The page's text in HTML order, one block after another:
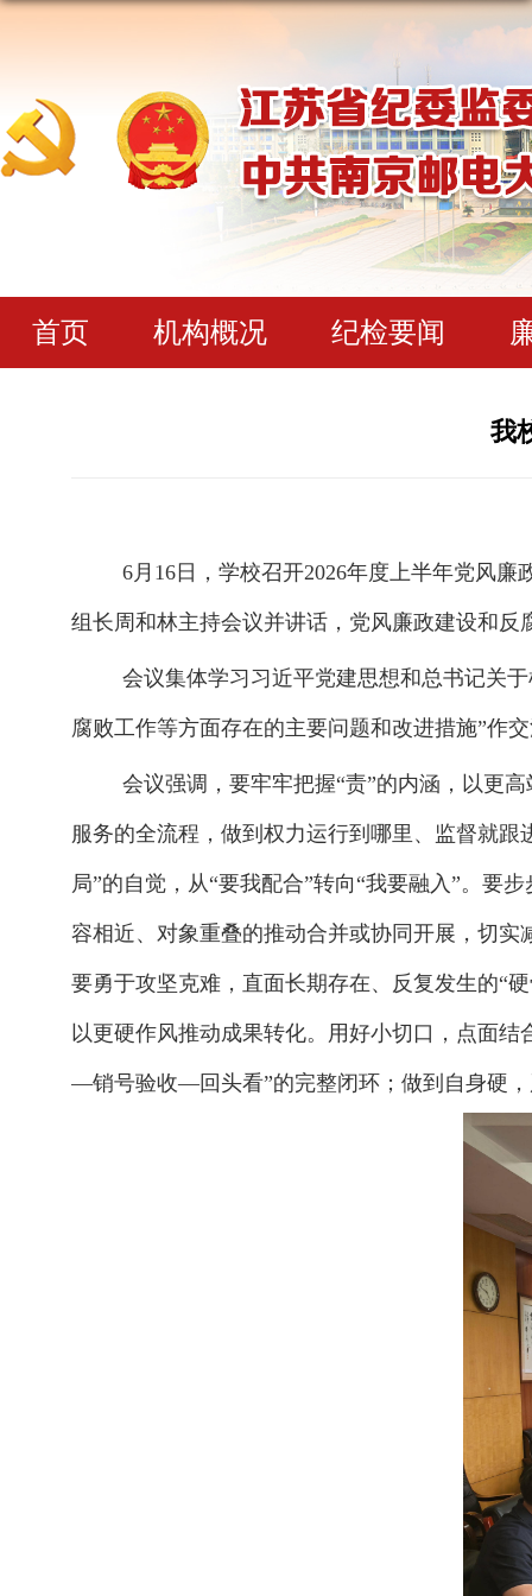
首页 机构概况 纪检要闻
我
6月 16 日，学校召开2026年度上半年党风廉
组长周和林主持会议并讲话 ，党风廉政建设和
会议集体学习习近平党建思想和总书记关
腐败工作等方面存在的主要问题和改进措施”作
会议强调， 要牢牢把握“责”的内涵，以更
服务的全流程，做到权力运行到哪里、监督就跟
局”的自觉 ，从“要我配合”转向“我要融入”。 要步
容相近、对象重叠的推动合并或协同开展，切
要勇于攻坚克难，直面长期存在、反复发生的“
以更硬作风推动成果转化。 用好小切口，点面结
—销号验收—回头看”的完整闭环；做到 自身硬